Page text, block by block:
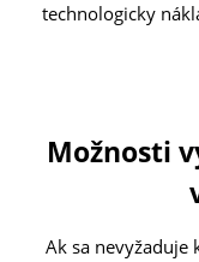
technologicky
Možnosti
Ak sa nevyžaduje